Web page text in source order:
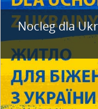
Nocleg dla